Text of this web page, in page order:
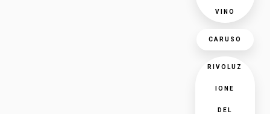
VINO
CARUSO
RIVOLUZ
IONE
DEL